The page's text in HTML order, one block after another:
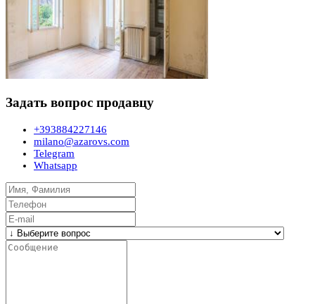
Задать вопрос продавцу
+393884227146
milano@azarovs.com
Telegram
Whatsapp